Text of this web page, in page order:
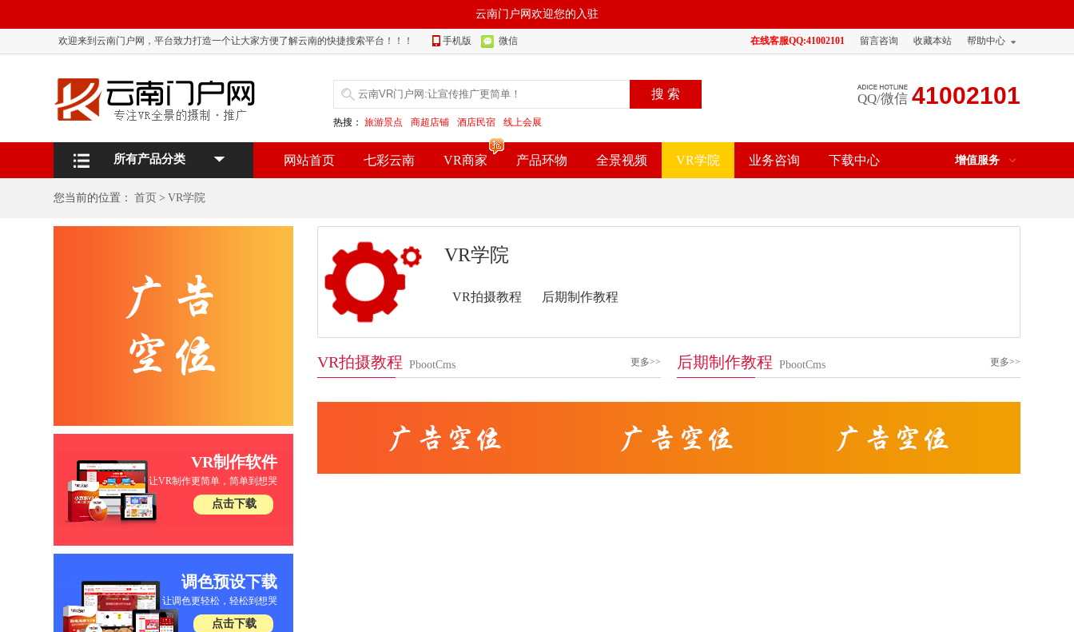
云南门户网欢迎您的入驻
欢迎来到云南门户网，平台致力打造一个让大家方便了解云南的快捷搜索平台！！！ 手机版 微信 在线客服QQ:41002101 留言咨询 收藏本站 帮助中心
搜 索
热搜： 旅游景点 商超店铺 酒店民宿 线上会展
QQ/微信 41002101
所有产品分类 网站首页 七彩云南 VR商家 产品环物 全景视频 VR学院 业务咨询 下载中心 增值服务
您当前的位置： 首页 > VR学院
VR制作软件
让VR制作更简单，简单到想哭
点击下载
调色预设下载
让调色更轻松，轻松到想哭
点击下载
VR学院
VR拍摄教程 后期制作教程
VR拍摄教程 PbootCms 更多>> 后期制作教程 PbootCms 更多>>